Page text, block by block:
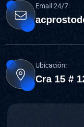
Email 24/7:
Ubicación:
Cra 15 #